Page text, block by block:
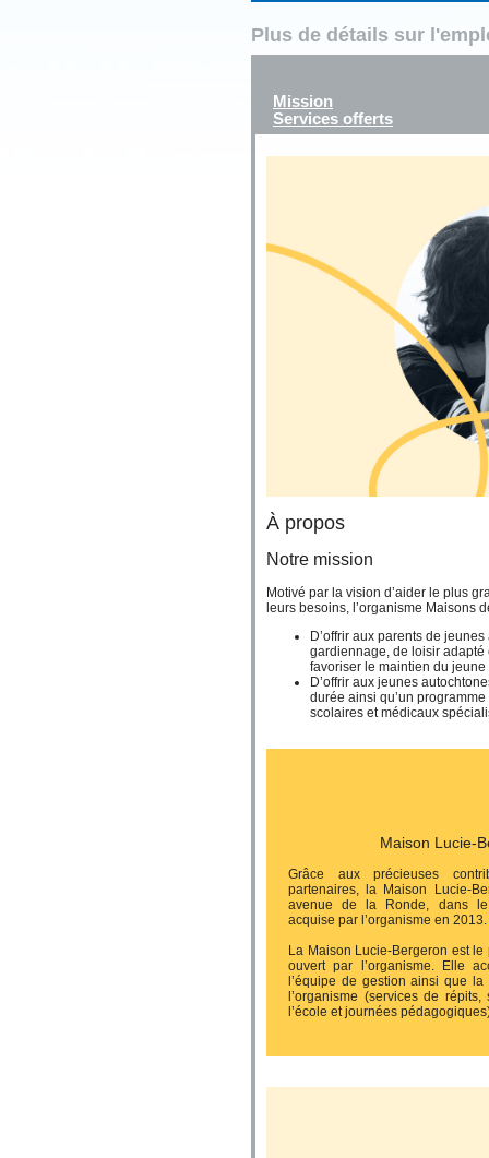
Plus de détails sur
Mission
Services offerts
À propos
Notre mission
Motivé par la vision d’aider le plus
leurs besoins, l’organisme Maisons
D’offrir aux parents de
gardiennage, de loisir adapté
favoriser le maintien du
D’offrir aux jeunes
durée ainsi qu’un
scolaires et médicaux
Maison Lucie-
Grâce aux précieuses
partenaires, la Maison Lucie-
avenue de la Ronde, dans
acquise par l’organisme en 2013.
La Maison Lucie-Bergeron est
ouvert par l’organisme. Elle
l’équipe de gestion ainsi que
l’organisme (services de
l’école et journées